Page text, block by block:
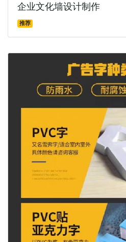
企业文化墙设计制作
推荐